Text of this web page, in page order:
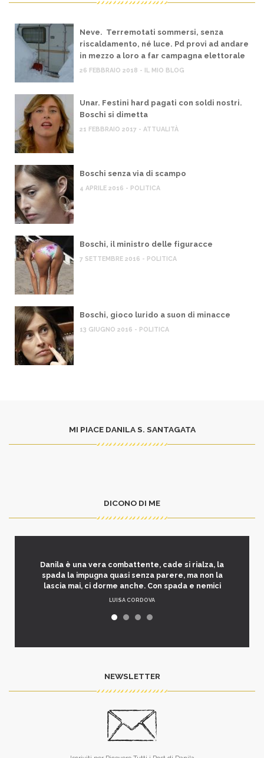
Neve. Terremotati sommersi, senza
riscaldamento, né luce. Pd provi ad andare
in mezzo a loro a far campagna elettorale
26 FEBBRAIO 2018 - IL MIO BLOG
Unar. Festini hard pagati con soldi nostri.
Boschi si dimetta
21 FEBBRAIO 2017 - ATTUALITÀ
Boschi senza via di scampo
4 APRILE 2016 - POLITICA
Boschi, il ministro delle figuracce
7 SETTEMBRE 2016 - POLITICA
Boschi, gioco lurido a suon di minacce
13 GIUGNO 2016 - POLITICA
MI PIACE DANILA S. SANTAGATA
DICONO DI ME
Danila è una vera combattente, cade si rialza, la
spada la impugna quasi senza parere, ma non la
lascia mai, ci dorme anche. Con spada e nemici
LUISA CORDOVA
NEWSLETTER